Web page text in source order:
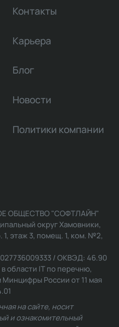
Контакты
Карьера
Блог
Новости
Политики компании
ОБЩЕСТВО "СОФТЛАЙН"
округ Хамовники,
1, этаж 3, помещ. 1, ком. №2,
/ ОКВЭД: 46.90
области IT по перечню,
России от 11 мая
на сайте, носит
и ознакомительный